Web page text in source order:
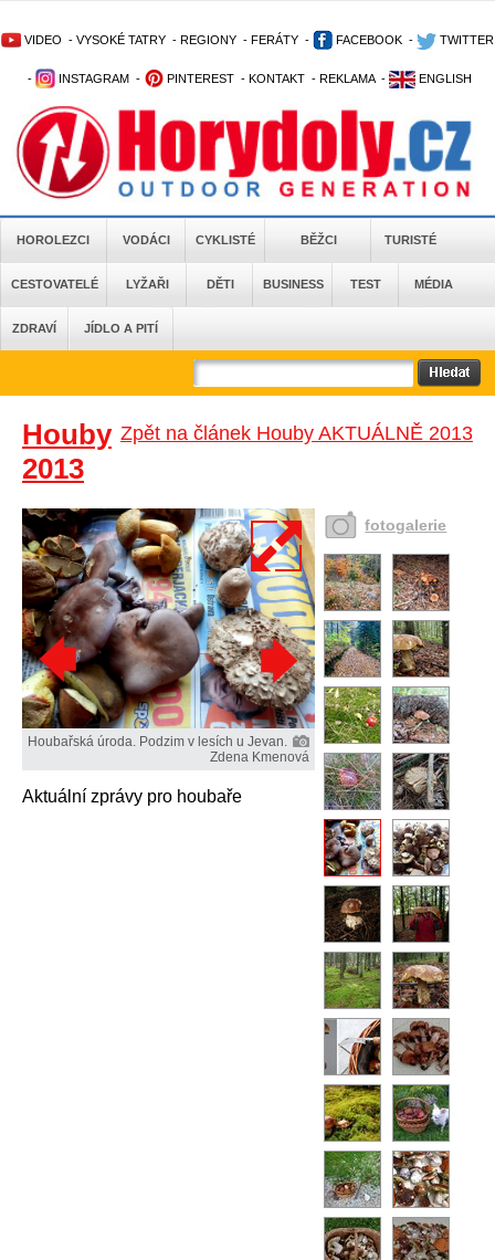
VIDEO - VYSOKÉ TATRY - REGIONY - FERÁTY - FACEBOOK - TWITTER
- INSTAGRAM - PINTEREST - KONTAKT - REKLAMA - ENGLISH
HOROLEZCI VODÁCI CYKLISTÉ BĚŽCI TURISTÉ
CESTOVATELÉ LYŽAŘI DĚTI BUSINESS TEST MÉDIA
ZDRAVÍ JÍDLO A PITÍ
Zpět na článek Houby AKTUÁLNĚ 2013
Houby
2013
Houbařská úroda. Podzim v lesích u Jevan.
Zdena Kmenová
Aktuální zprávy pro houbaře
fotogalerie